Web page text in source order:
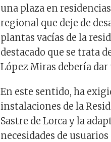
una plaza en
regional que deje de
plantas vacías de la
destacado que se trata
López Miras debería
En este sentido, ha
instalaciones de la
Sastre de Lorca y la
necesidades de